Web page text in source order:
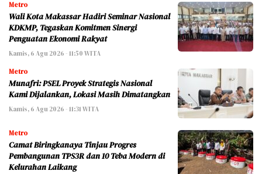
Metro
Wali Kota Makassar Hadiri Seminar Nasional
KDKMP, Tegaskan Komitmen Sinergi
Penguatan Ekonomi Rakyat
Kamis, 6 Agu 2026 - 11:50 WITA
Metro
Munafri: PSEL Proyek Strategis Nasional
Kami Dijalankan, Lokasi Masih Dimatangkan
Kamis, 6 Agu 2026 - 11:31 WITA
Metro
Camat Biringkanaya Tinjau Progres
Pembangunan TPS3R dan 10 Teba Modern di
Kelurahan Laikang